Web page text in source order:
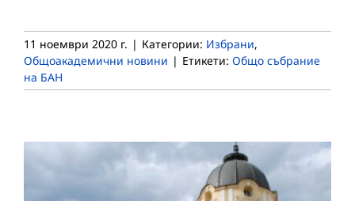
11 ноември 2020 г. | Категории: Избрани,
Общоакадемични новини | Етикети: Общо събрание
на БАН